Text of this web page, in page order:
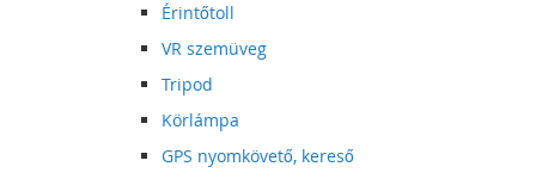
Érintőtoll
VR szemüveg
Tripod
Körlámpa
GPS nyomkövető, kereső